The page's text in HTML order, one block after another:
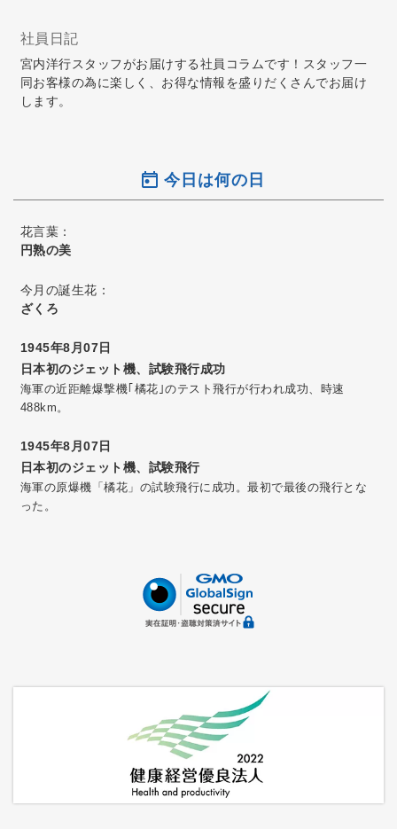
社員日記
宮内洋行スタッフがお届けする社員コラムです！スタッフ一
同お客様の為に楽しく、お得な情報を盛りだくさんでお届け
します。
今日は何の日
花言葉：
円熟の美
今月の誕生花：
ざくろ
1945年8月07日
日本初のジェット機、試験飛行成功
海軍の近距離爆撃機｢橘花｣のテスト飛行が行われ成功、時速
488km。
1945年8月07日
日本初のジェット機、試験飛行
海軍の原爆機「橘花」の試験飛行に成功。最初で最後の飛行とな
った。